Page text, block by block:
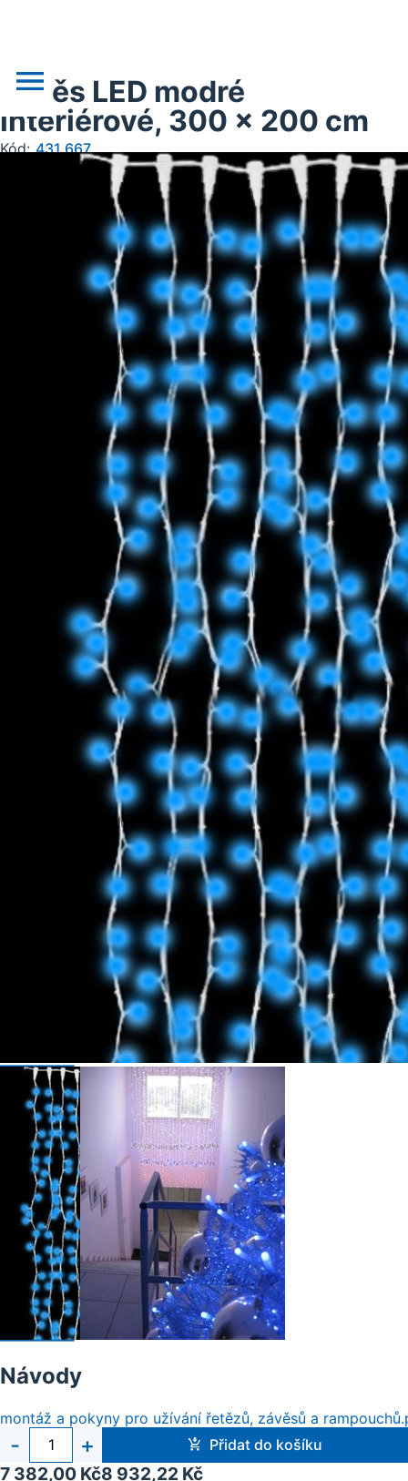
obchodní podklady
doprava, platba
Závěs LED modré
interiérové, 300 x 200 cm
Kód:431.667
Návody
montáž a pokyny pro užívání řetězů, závěsů a
Počet
kusů
- + Přidat do košíku
7 382,00 Kč8 932,22 Kč